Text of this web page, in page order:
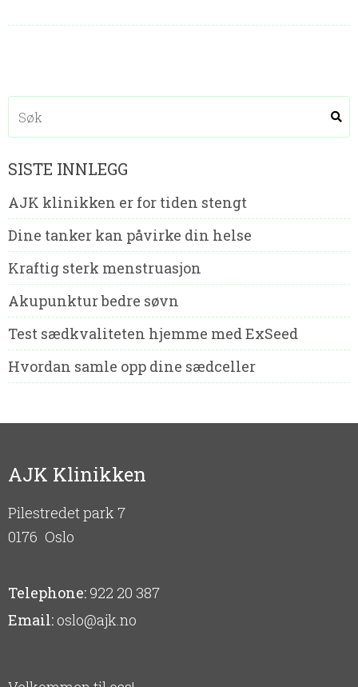
SISTE INNLEGG
AJK klinikken er for tiden stengt
Dine tanker kan påvirke din helse
Kraftig sterk menstruasjon
Akupunktur bedre søvn
Test sædkvaliteten hjemme med ExSeed
Hvordan samle opp dine sædceller
AJK Klinikken
Pilestredet park 7
0176 Oslo
Telephone: 922 20 387
Email: oslo@ajk.no